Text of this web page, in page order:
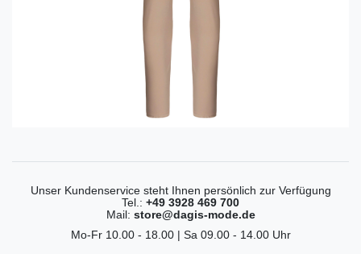
Unser Kundenservice steht Ihnen persönlich zur Verfügung
Tel.: +49 3928 469 700
Mail: store@dagis-mode.de
Mo-Fr 10.00 - 18.00 | Sa 09.00 - 14.00 Uhr